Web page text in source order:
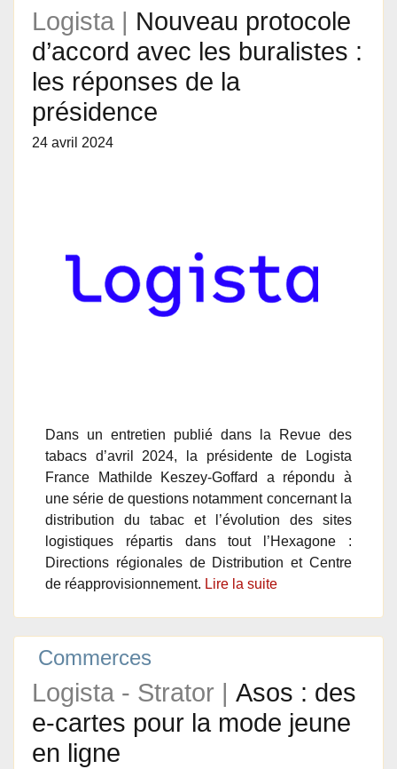
Logista | Nouveau protocole
d’accord avec les buralistes :
les réponses de la
présidence
24 avril 2024
Dans un entretien publié dans la Revue des
tabacs d’avril 2024, la présidente de Logista
France Mathilde Keszey-Goffard a répondu à
une série de questions notamment concernant la
distribution du tabac et l’évolution des sites
logistiques répartis dans tout l’Hexagone :
Directions régionales de Distribution et Centre
de réapprovisionnement. Lire la suite
Commerces
Logista - Strator | Asos : des
e-cartes pour la mode jeune
en ligne